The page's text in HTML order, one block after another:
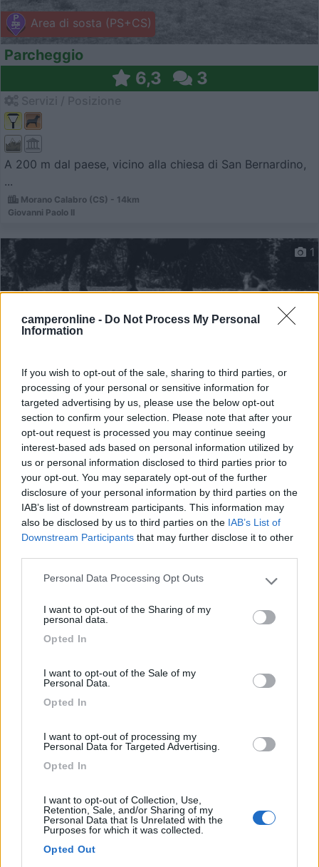
camperonline - Do Not Process My Personal
Information
If you wish to opt-out of the sale, sharing to third parties, or
processing of your personal or sensitive information for
targeted advertising by us, please use the below opt-out
section to confirm your selection. Please note that after your
opt-out request is processed you may continue seeing
interest-based ads based on personal information utilized by
us or personal information disclosed to third parties prior to
your opt-out. You may separately opt-out of the further
disclosure of your personal information by third parties on the
IAB’s list of downstream participants. This information may
also be disclosed by us to third parties on the IAB’s List of
Downstream Participants that may further disclose it to other
Please note that this website/app uses one or more Google
not limited to your visit or usage behaviour. You may click to
grant or deny consent to Google and its third-party tags to
use your data for below specified purposes in below Google
Personal Data Processing Opt Outs
I want to opt-out of the Sharing of my
personal data.
Opted In
I want to opt-out of the Sale of my
Personal Data.
Opted In
I want to opt-out of processing my
Personal Data for Targeted Advertising.
Opted In
I want to opt-out of Collection, Use,
Retention, Sale, and/or Sharing of my
Personal Data that Is Unrelated with the
Purposes for which it was collected.
Opted Out
Area di sosta (PS+CS)
Parcheggio
6,3 3
A 200 m dal paese, vicino alla chiesa di San Bernardino,
...
Morano Calabro (CS) - 14km
Giovanni Paolo II
Area di sosta (PS)
1
Parcheggio
8,5 4
Servizi / Posizione
acqua,...
Piano Visitone
Area di sosta (PS)
Area di sosta a Viggianello